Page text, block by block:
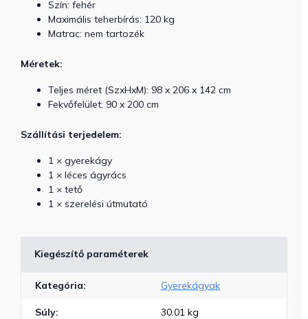
Szín: fehér
Maximális teherbírás: 120 kg
Matrac: nem tartozék
Méretek:
Teljes méret (SzxHxM): 98 x 206 x 142 cm
Fekvőfelület: 90 x 200 cm
Szállítási terjedelem:
1 × gyerekágy
1 × léces ágyrács
1 × tető
1 × szerelési útmutató
Kiegészítő paraméterek
Kategória: Gyerekágyak
Súly: 30.01 kg